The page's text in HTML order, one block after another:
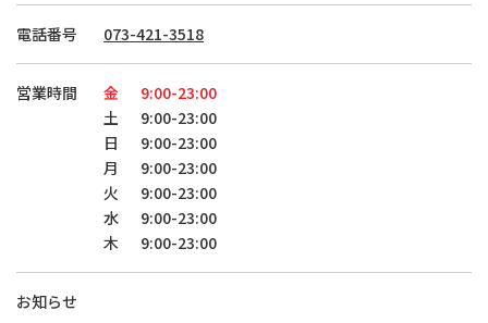
電話番号 073-421-3518
営業時間 金
9:00-23:00
土
9:00-23:00
日
9:00-23:00
月
9:00-23:00
火
9:00-23:00
水
9:00-23:00
木
9:00-23:00
お知らせ